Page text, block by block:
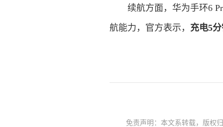
续航方面，华为手环6
航能力，官方表示， 充电5
免责声明：本文系转载，版权